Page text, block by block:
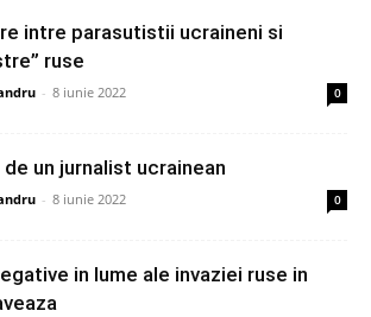
intre parasutistii ucraineni si
ruse
- 8 iunie 2022 0
un jurnalist ucrainean
- 8 iunie 2022 0
in lume ale invaziei ruse in